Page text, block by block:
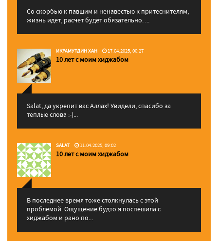
Со скорбью к павшим и ненавестью к притеснителям,
жизнь идет, расчет будет обязательно. ...
ИКРАМУТДИН ХАН 17.04.2025, 00:27
10 лет с моим хиджабом
Salat, да укрепит вас Аллаx! Увидели, спасибо за
теплые слова :-)...
SALAT 11.04.2025, 09:02
10 лет с моим хиджабом
В последнее время тоже столкнулась с этой
проблемой. Ощущение будто я поспешила с
хиджабом и рано по...